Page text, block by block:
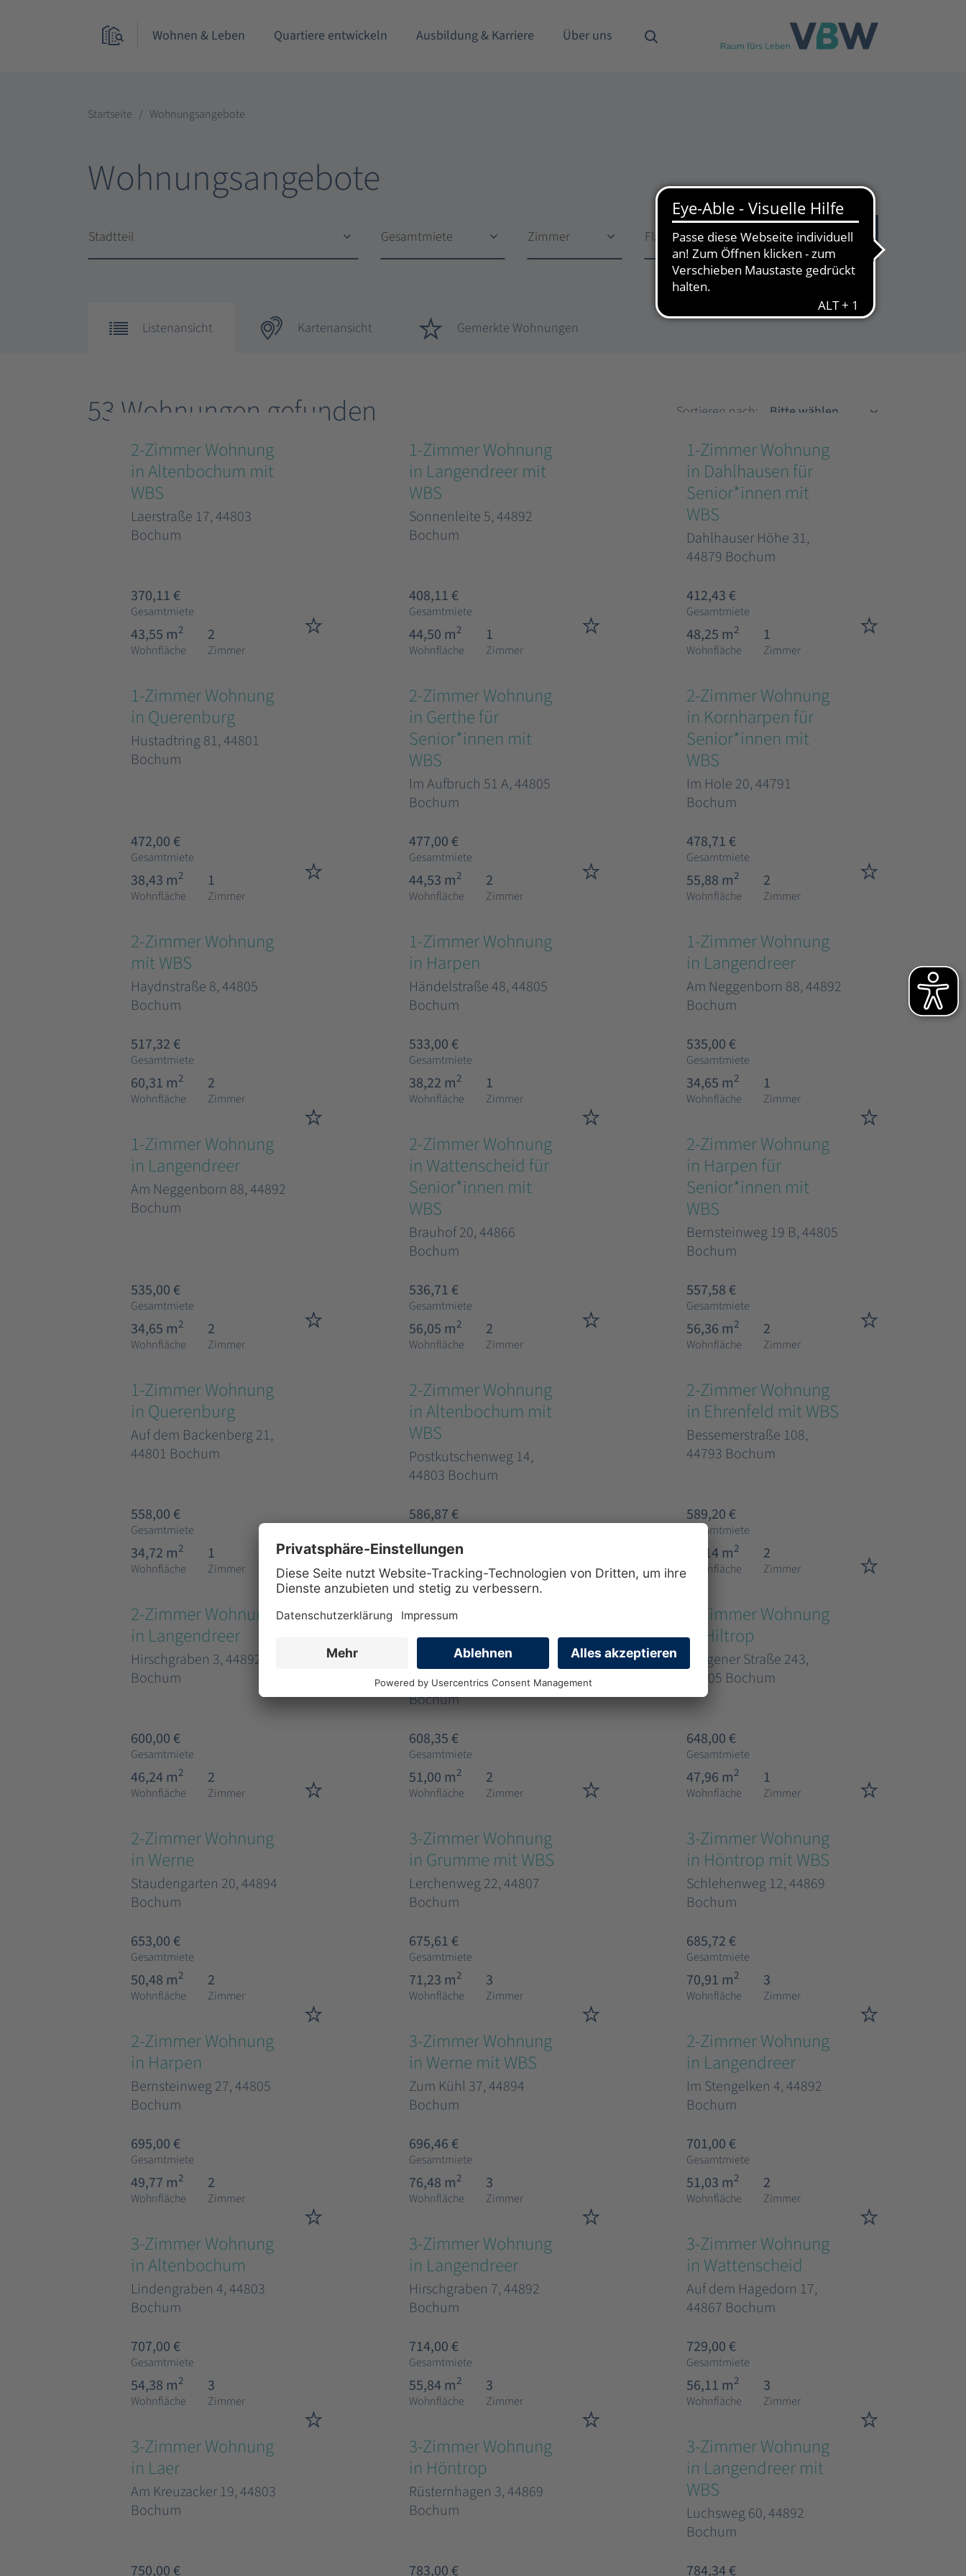
Wohnen & Leben Quartiere entwickeln Ausbildung & Karriere Über uns
Startseite Wohnungsangebote
Wohnungsangebote
Stadtteil Gesamtmiete Zimmer
Fläche
Fläche 53Treffer
Listenansicht Kartenansicht Gemerkte Wohnungen
53 Wohnungen gefunden Sortieren nach:
2-Zimmer Wohnung
in Altenbochum mit
WBS
Laerstraße 17, 44803
Bochum
370,11 €
Gesamtmiete
43,55 m2
Wohnfläche
2
Zimmer
1-Zimmer Wohnung
in Langendreer mit
WBS
Sonnenleite 5, 44892
Bochum
408,11 €
Gesamtmiete
44,50 m2
Wohnfläche
1
Zimmer
1-Zimmer Wohnung
in Dahlhausen für
Senior*innen mit
WBS
Dahlhauser Höhe 31,
44879 Bochum
412,43 €
Gesamtmiete
48,25 m2
Wohnfläche
1
Zimmer
1-Zimmer Wohnung
in Querenburg
Hustadtring 81, 44801
Bochum
472,00 €
Gesamtmiete
38,43 m2
Wohnfläche
1
Zimmer
2-Zimmer Wohnung
in Gerthe für
Senior*innen mit
WBS
Im Aufbruch 51 A, 44805
Bochum
477,00 €
Gesamtmiete
44,53 m2
Wohnfläche
2
Zimmer
2-Zimmer Wohnung
in Kornharpen für
Senior*innen mit
WBS
Im Hole 20, 44791
Bochum
478,71 €
Gesamtmiete
55,88 m2
Wohnfläche
2
Zimmer
2-Zimmer Wohnung
mit WBS
Haydnstraße 8, 44805
Bochum
517,32 €
Gesamtmiete
60,31 m2
Wohnfläche
2
Zimmer
1-Zimmer Wohnung
in Harpen
Händelstraße 48, 44805
Bochum
533,00 €
Gesamtmiete
38,22 m2
Wohnfläche
1
Zimmer
1-Zimmer Wohnung
in Langendreer
Am Neggenborn 88, 44892
Bochum
535,00 €
Gesamtmiete
34,65 m2
Wohnfläche
1
Zimmer
1-Zimmer Wohnung
in Langendreer
Am Neggenborn 88, 44892
Bochum
535,00 €
Gesamtmiete
34,65 m2
Wohnfläche
2
Zimmer
2-Zimmer Wohnung
in Wattenscheid für
Senior*innen mit
WBS
Brauhof 20, 44866
Bochum
536,71 €
Gesamtmiete
56,05 m2
Wohnfläche
2
Zimmer
2-Zimmer Wohnung
in Harpen für
Senior*innen mit
WBS
Bernsteinweg 19 B, 44805
Bochum
557,58 €
Gesamtmiete
56,36 m2
Wohnfläche
2
Zimmer
1-Zimmer Wohnung
in Querenburg
Auf dem Backenberg 21,
44801 Bochum
558,00 €
Gesamtmiete
34,72 m2
Wohnfläche
1
Zimmer
2-Zimmer Wohnung
in Altenbochum mit
WBS
Postkutschenweg 14,
44803 Bochum
586,87 €
63,25 m2
Wohnfläche Zimmer
2-Zimmer Wohnung
in Ehrenfeld mit WBS
Bessemerstraße 108,
44793 Bochum
589,20 €
Gesamtmiete
68,14 m2
Wohnfläche
2
Zimmer
2-Zimmer Wohnung
in Langendreer
Hirschgraben 3, 44892
Bochum
600,00 €
Gesamtmiete
46,24 m2
Wohnfläche
2
Zimmer
2-Zimmer Wohnung
in Altenbochum mit
Stockyweg 1, 44803
Bochum
608,35 €
Gesamtmiete
51,00 m2
Wohnfläche
2
Zimmer
1-Zimmer Wohnung
in Hiltrop
Bergener Straße 243,
44805 Bochum
648,00 €
Gesamtmiete
47,96 m2
Wohnfläche
1
Zimmer
2-Zimmer Wohnung
in Werne
Staudengarten 20, 44894
Bochum
653,00 €
Gesamtmiete
50,48 m2
Wohnfläche
2
Zimmer
3-Zimmer Wohnung
in Grumme mit WBS
Lerchenweg 22, 44807
Bochum
675,61 €
Gesamtmiete
71,23 m2
Wohnfläche
3
Zimmer
3-Zimmer Wohnung
in Höntrop mit WBS
Schlehenweg 12, 44869
Bochum
685,72 €
Gesamtmiete
70,91 m2
Wohnfläche
3
Zimmer
2-Zimmer Wohnung
in Harpen
Bernsteinweg 27, 44805
Bochum
695,00 €
Gesamtmiete
49,77 m2
Wohnfläche
2
Zimmer
3-Zimmer Wohnung
in Werne mit WBS
Zum Kühl 37, 44894
Bochum
696,46 €
Gesamtmiete
76,48 m2
Wohnfläche
3
Zimmer
2-Zimmer Wohnung
in Langendreer
Im Stengelken 4, 44892
Bochum
701,00 €
Gesamtmiete
51,03 m2
Wohnfläche
2
Zimmer
3-Zimmer Wohnung
in Altenbochum
Lindengraben 4, 44803
Bochum
707,00 €
Gesamtmiete
54,38 m2
Wohnfläche
3
Zimmer
3-Zimmer Wohnung
in Langendreer
Hirschgraben 7, 44892
Bochum
714,00 €
Gesamtmiete
55,84 m2
Wohnfläche
3
Zimmer
3-Zimmer Wohnung
in Wattenscheid
Auf dem Hagedorn 17,
44867 Bochum
729,00 €
Gesamtmiete
56,11 m2
Wohnfläche
3
Zimmer
3-Zimmer Wohnung
in Laer
Am Kreuzacker 19, 44803
Bochum
750,00 €
3-Zimmer Wohnung
in Höntrop
Rüsternhagen 3, 44869
Bochum
783,00 €
3-Zimmer Wohnung
in Langendreer mit
WBS
Luchsweg 60, 44892
Bochum
784,34 €